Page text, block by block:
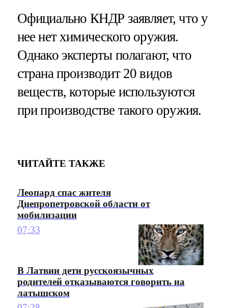
Официально КНДР заявляет, что у
нее нет химического оружия.
Однако эксперты полагают, что
страна производит 20 видов
веществ, которые используются
при производстве такого оружия.
ЧИТАЙТЕ ТАКЖЕ
Леопард спас жителя
Днепропетровской области от
мобилизации
07:33
В Латвии дети русскоязычных
родителей отказываются говорить на
латышском